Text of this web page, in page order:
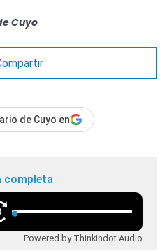
Cuyo
de Cuyo en
completa
Powered by Thinkindot Audio